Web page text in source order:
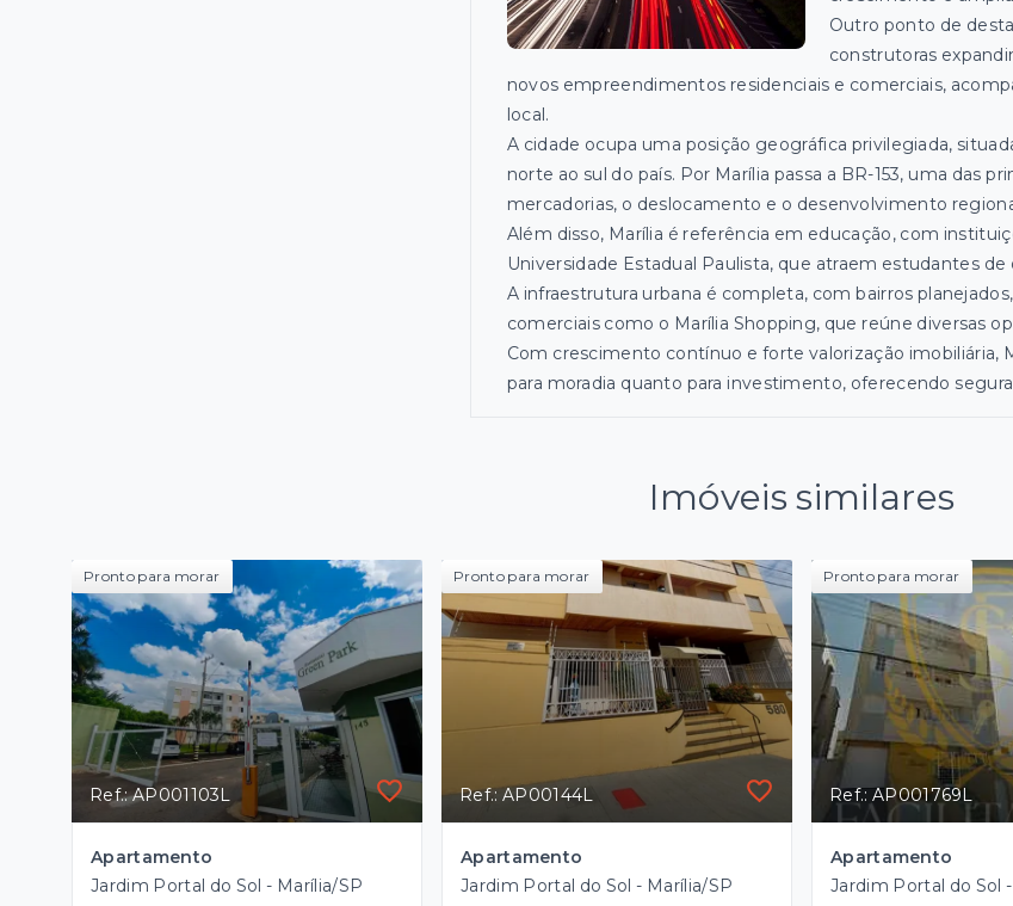
Outro ponto de
construtoras
novos empreendimentos residenciais e comerciais,
local.
A cidade ocupa uma posição geográfica privilegiada,
norte ao sul do país. Por Marília passa a BR-153, uma das
mercadorias, o deslocamento e o desenvolvimento
Além disso, Marília é referência em educação, com
Universidade Estadual Paulista, que atraem estudantes de
A infraestrutura urbana é completa, com bairros
comerciais como o Marília Shopping, que reúne diversas
Com crescimento contínuo e forte valorização imobiliária,
para moradia quanto para investimento, oferecendo
Imóveis similares
Pronto para morar
Ref.: AP001103L
Apartamento
Jardim Portal do Sol - Marília/SP
Pronto para morar
Ref.: AP00144L
Apartamento
Jardim Portal do Sol - Marília/SP
Pronto para morar
Ref.: AP001769L
Apartamento
Jardim Portal do Sol